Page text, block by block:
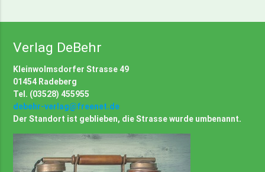
Verlag DeBehr
Kleinwolmsdorfer Strasse 49
01454 Radeberg
Tel. (03528) 455955
debehr-verlag@freenet.de
Der Standort ist geblieben, die Strasse wurde umbenannt.